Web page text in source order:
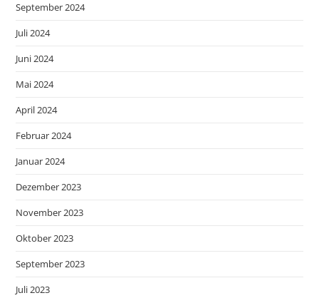
September 2024
Juli 2024
Juni 2024
Mai 2024
April 2024
Februar 2024
Januar 2024
Dezember 2023
November 2023
Oktober 2023
September 2023
Juli 2023